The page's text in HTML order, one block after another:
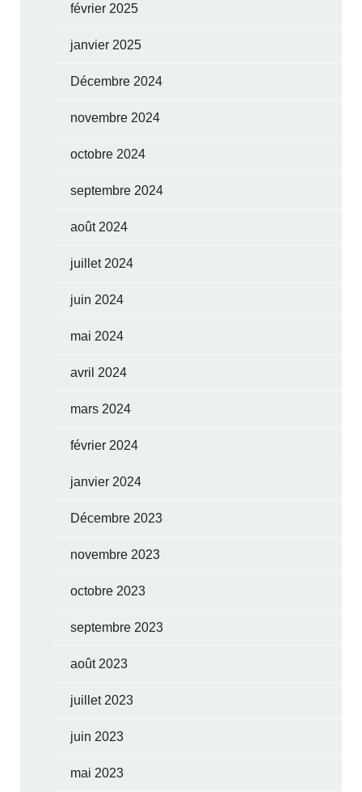
février 2025
janvier 2025
Décembre 2024
novembre 2024
octobre 2024
septembre 2024
août 2024
juillet 2024
juin 2024
mai 2024
avril 2024
mars 2024
février 2024
janvier 2024
Décembre 2023
novembre 2023
octobre 2023
septembre 2023
août 2023
juillet 2023
juin 2023
mai 2023